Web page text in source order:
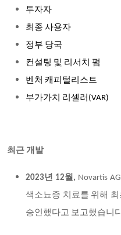
투자자
최종 사용자
정부 당국
컨설팅 및 리서치 펌
벤처 캐피털리스트
부가가치 리셀러(VAR)
최근 개발
2023년 12월, Novartis
색소뇨증 치료를 위해 최
승인했다고 보고했습니